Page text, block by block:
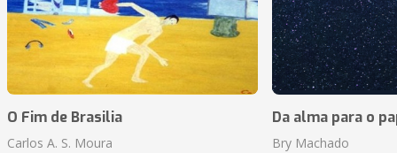
O Fim de Brasilia
Carlos A. S. Moura
Da alma para o
Bry Machado